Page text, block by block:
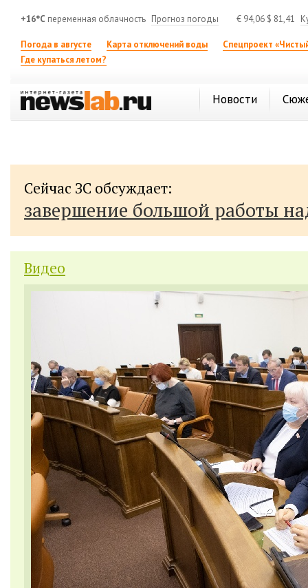
+16°C переменная облачность Прогноз погоды € 94,06 $ 81,41
Погода в августе Карта отключений воды
Спецпроект
Где купаться летом?
Новости
Сейчас ЗС обсуждает:
завершение большой работы
Видео